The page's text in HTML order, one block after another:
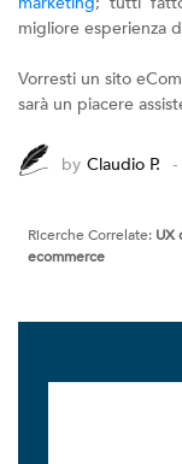
migliore esperienza
Vorresti un sito
sarà un piacere
by Claudio P. -
Ricerche Correlate: UX
ecommerce